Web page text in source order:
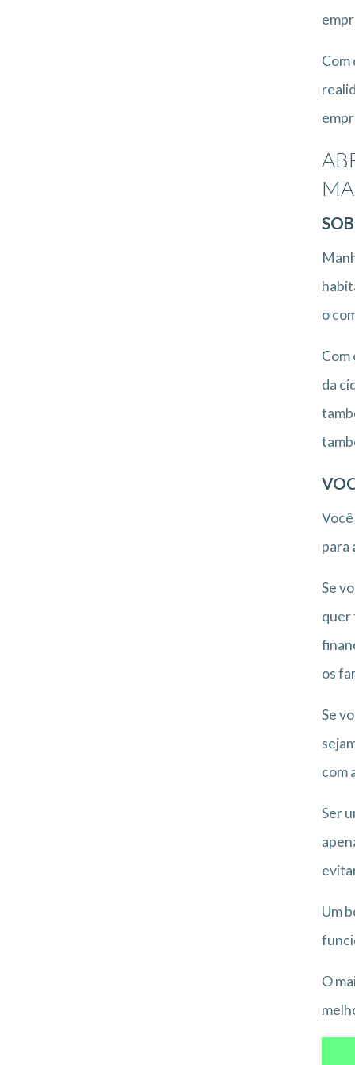
Com
o
Com
da
para
Se
quer
os
Se
com
Ser
Um
O